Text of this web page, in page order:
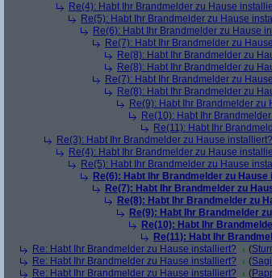
Re(4): Habt Ihr Brandmelder zu Hause
Re(5): Habt Ihr Brandmelder zu Hause
Re(6): Habt Ihr Brandmelder zu Hause
Re(7): Habt Ihr Brandmelder zu
Re(8): Habt Ihr Brandmelder zu
Re(8): Habt Ihr Brandmelder zu
Re(7): Habt Ihr Brandmelder zu
Re(8): Habt Ihr Brandmelder zu
Re(9): Habt Ihr Brandmelder zu
Re(10): Habt Ihr
Re(11): Habt Ihr
Re(3): Habt Ihr Brandmelder zu Hause installiert?
Re(4): Habt Ihr Brandmelder zu Hause
Re(5): Habt Ihr Brandmelder zu Hause
Re(6): Habt Ihr Brandmelder zu
Re(7): Habt Ihr Brandmelder zu
Re(8): Habt Ihr Brandmelder zu
Re(9): Habt Ihr Brandmelder
Re(10): Habt Ihr
Re(11): Habt Ihr
Re: Habt Ihr Brandmelder zu Hause installiert?
(
Re: Habt Ihr Brandmelder zu Hause installiert?
(
Re: Habt Ihr Brandmelder zu Hause installiert?
(